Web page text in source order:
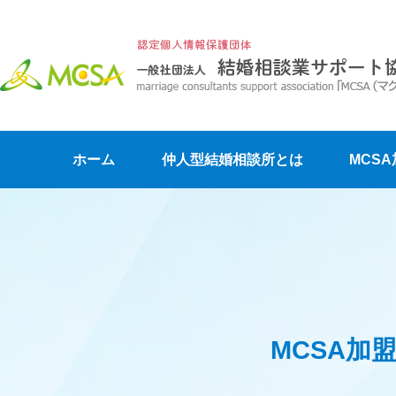
ホーム 仲人型結婚相談所とは MCSA
MCSA加